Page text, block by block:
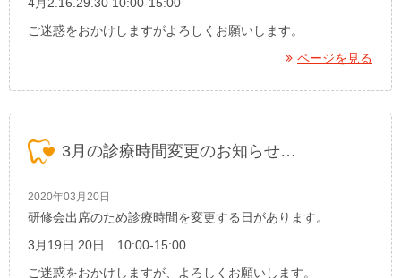
ご迷惑をおかけしますがよろしくお願いします。
ページを見る
3月の診療時間変更のお知らせ…
2020年03月20日
研修会出席のため診療時間を変更する日があります。
3月19日.20日 10:00-15:00
ご迷惑をおかけしますが、よろしくお願いします。